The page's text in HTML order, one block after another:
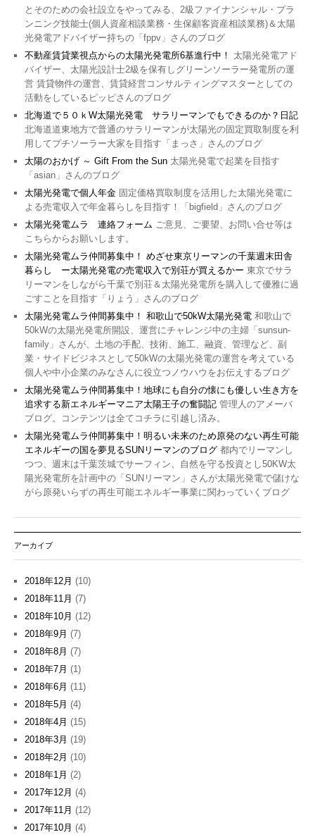
とそのための会社設立をやってみる、2級ファイナンシャル・プラ
ンニング技能士(個人資産相談業務・生保顧客資産相談業務)＆太陽
光発電アドバイザー持ちの「fppv」さんのブログ
不動産賃貸業視点からの太陽光発電所6基進行中！
太陽光発電アド
バイザー、太陽光設計士2級を保有しグリーンソーラー発電所の運
営 賃貸物件の運営、賃貸経営コンサルティングマスターとしての
活動をしているピッピさんのブログ
北海道で５０ｋW太陽光発電 サラリーマンでもできるのか？日記
北海道道東地方で普通のサラリーマンが太陽光の固定買取制度を利
用してプチソーラー大家を目指す「まっさ」さんのブログ
太陽のおかげ ～ Gift From the Sun 太陽光発電で起業を目指す
「asian」さんのブログ
太陽光発電で個人年金 固定価格買取制度を活用した太陽光発電に
よる売電収入で年金暮らしを目指す！「bigfield」さんのブログ
太陽光発電ムラ 連絡フォーム ご意見、ご要望、お問い合せ等は
こちらからお願いします。
太陽光発電ムラ仲間募集中！ めざせ東京リーマンの千葉週末田舎
暮らし ー太陽光発電の売電収入で別荘が買えるかー 東京でサラ
リーマンをしながら千葉で別荘＆太陽光発電所を購入して優雅に過
ごすことを目指す「りょう」さんのブログ
太陽光発電ムラ仲間募集中！ 和歌山で50kW太陽光発電 和歌山で
50kWの太陽光発電所開設、運営にチャレンジ中の主婦「sunsun-
family」さんが、土地の手配、技術、施工、融資、管理など、副
業・サイドビジネスとして50kWの太陽光発電の運営を考えている
個人や中小企業のみなさんに役立つノウハウをお伝えするブログ
太陽光発電ムラ仲間募集中！地球にも自分の懐にも優しい生き方を
追求する新エネルギーマニア太陽王子の奮闘記 管理人のアメーバ
ブログ。コンテンツは全てコチラに引越し済み。
太陽光発電ムラ仲間募集中！明るい未来のため原発のない再生可能
エネルギーの国を夢見るSUNリーマンのブログ 都内でリーマンし
つつ、週末は千葉茨城でサーフィン、自然を守る投資とし50KW太
陽光発電所を計画中の「SUNリーマン」さんが太陽光発電で儲けな
がら原発いらずの再生可能エネルギー事業に関わっていくブログ
アーカイブ
2018年12月 (10)
2018年11月 (7)
2018年10月 (12)
2018年9月 (7)
2018年8月 (7)
2018年7月 (1)
2018年6月 (11)
2018年5月 (4)
2018年4月 (15)
2018年3月 (19)
2018年2月 (10)
2018年1月 (2)
2017年12月 (4)
2017年11月 (12)
2017年10月 (4)